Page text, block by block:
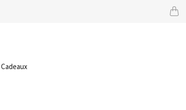
Cadeaux